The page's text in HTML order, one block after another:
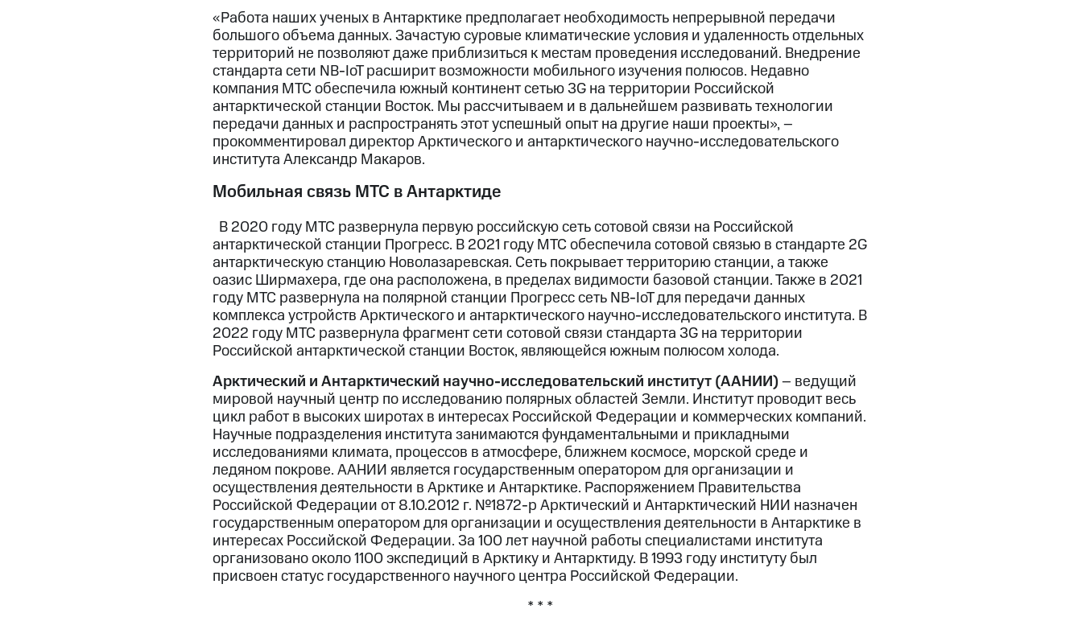
«Работа наших ученых в Антарктике предполагает необходимость непрерывной передачи
большого объема данных. Зачастую суровые климатические условия и удаленность отдельных
территорий не позволяют даже приблизиться к местам проведения исследований. Внедрение
стандарта сети NВ-IoT расширит возможности мобильного изучения полюсов. Недавно
компания МТС обеспечила южный континент сетью 3G на территории Российской
антарктической станции Восток. Мы рассчитываем и в дальнейшем развивать технологии
передачи данных и распространять этот успешный опыт на другие наши проекты», –
прокомментировал директор Арктического и антарктического научно-исследовательского
института Александр Макаров.
Мобильная связь МТС в Антарктиде
В 2020 году МТС развернула первую российскую сеть сотовой связи на Российской
антарктической станции Прогресс. В 2021 году МТС обеспечила сотовой связью в стандарте 2G
антарктическую станцию Новолазаревская. Сеть покрывает территорию станции, а также
оазис Ширмахера, где она расположена, в пределах видимости базовой станции. Также в 2021
году МТС развернула на полярной станции Прогресс сеть NB-IoT для передачи данных
комплекса устройств Арктического и антарктического научно-исследовательского института. В
2022 году МТС развернула фрагмент сети сотовой связи стандарта 3G на территории
Российской антарктической станции Восток, являющейся южным полюсом холода.
Арктический и Антарктический научно-исследовательский институт (ААНИИ)– ведущий
мировой научный центр по исследованию полярных областей Земли. Институт проводит весь
цикл работ в высоких широтах в интересах Российской Федерации и коммерческих компаний.
Научные подразделения института занимаются фундаментальными и прикладными
исследованиями климата, процессов в атмосфере, ближнем космосе, морской среде и
ледяном покрове. ААНИИ является государственным оператором для организации и
осуществления деятельности в Арктике и Антарктике. Распоряжением Правительства
Российской Федерации от 8.10.2012 г. №1872-р Арктический и Антарктический НИИ назначен
государственным оператором для организации и осуществления деятельности в Антарктике в
интересах Российской Федерации. За 100 лет научной работы специалистами института
организовано около 1100 экспедиций в Арктику и Антарктиду. В 1993 году институту был
присвоен статус государственного научного центра Российской Федерации.
* * *